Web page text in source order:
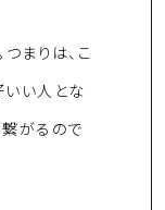
まりは、こ
い人とな
がるので